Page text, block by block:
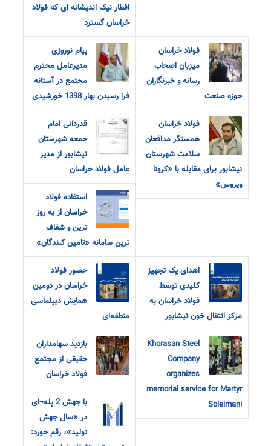
افطار نیک اندیشانه ای که فولاد
خراسان گسترد
فولاد خراسان
میزبان اصحاب
رسانه و خبرنگاران
حوزه صنعت
پیام نوروزی
مدیرعامل محترم
مجتمع در آستانه
فرا رسیدن بهار 1398 خورشیدی
فولاد خراسان
همسنگر مدافعان
سلامت شهرستان
نیشابور برای مقابله با «کرونا
ویروس»
قدردانی امام
جمعه شهرستان
نیشابور از مدیر
عامل فولاد خراسان
استفاده فولاد
خراسان از به روز
ترین و شفاف
ترین سامانه «تامین کنندگان»
اهدای یک تجهیز
کلیدی توسط
فولاد خراسان به
مرکز انتقال خون نیشابور
حضور فولاد
خراسان در دومین
همایش دیپلماسی
منطقه‌ای
Khorasan Steel
Company
organizes
memorial service for Martyr
Soleimani
بازدید سهامداران
حقیقی از مجتمع
فولاد خراسان
با جهش 2 پله¬ای
در «سال جهش
تولید»، رقم خورد: